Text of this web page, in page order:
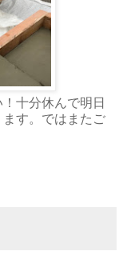
十分休んで明日
す。ではまたご